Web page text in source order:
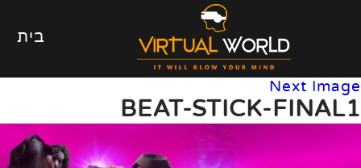
בית
Next Image
BEAT-STICK-FINAL1